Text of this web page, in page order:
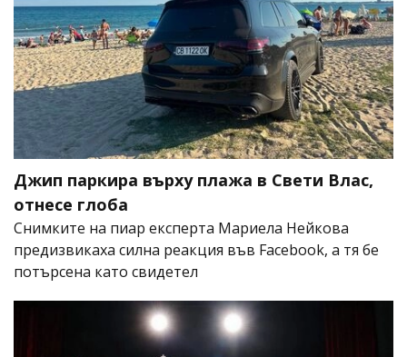
Джип паркира върху плажа в Свети Влас,
отнесе глоба
Снимките на пиар експерта Мариела Нейкова
предизвикаха силна реакция във Facebook, а тя бе
потърсена като свидетел